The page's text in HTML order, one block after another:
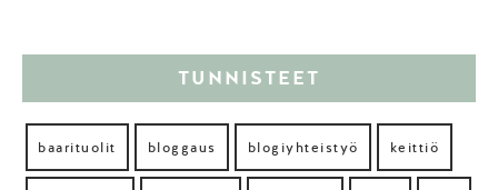
TUNNISTEET
baarituolit bloggaus blogiyhteistyö keittiö